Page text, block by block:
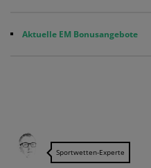
Aktuelle EM Bonusangebote
Sportwetten-Experte